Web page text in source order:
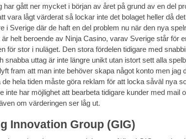
har gått ner mycket i början av året på grund av en del
vara lågt värderat så lockar inte det bolaget heller då
i Sverige där de haft en del problem nu när den nya
är helt beroende av Ninja Casino, varav Sverige står för
för stor i nuläget. Den stora fördelen tidigare med
snabba uttag är inte längre unikt utan istort sett alla
fram att man inte behöver skapa något konto men jag
de hela tiden måste göra reklam för att locka såväl nya
inte har möjlighet att bearbeta tidigare kunder med mail
om värderingen ser låg ut.
Innovation Group (GIG)